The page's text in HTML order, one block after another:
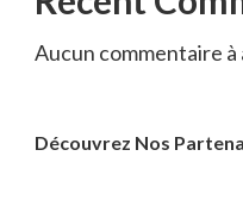
Aucun commentaire
Découvrez Nos